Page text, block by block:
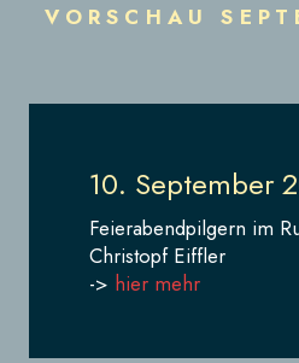
VORSCHAU
10. September
Feierabendpilgern im
Christopf Eiffler
-> hier mehr